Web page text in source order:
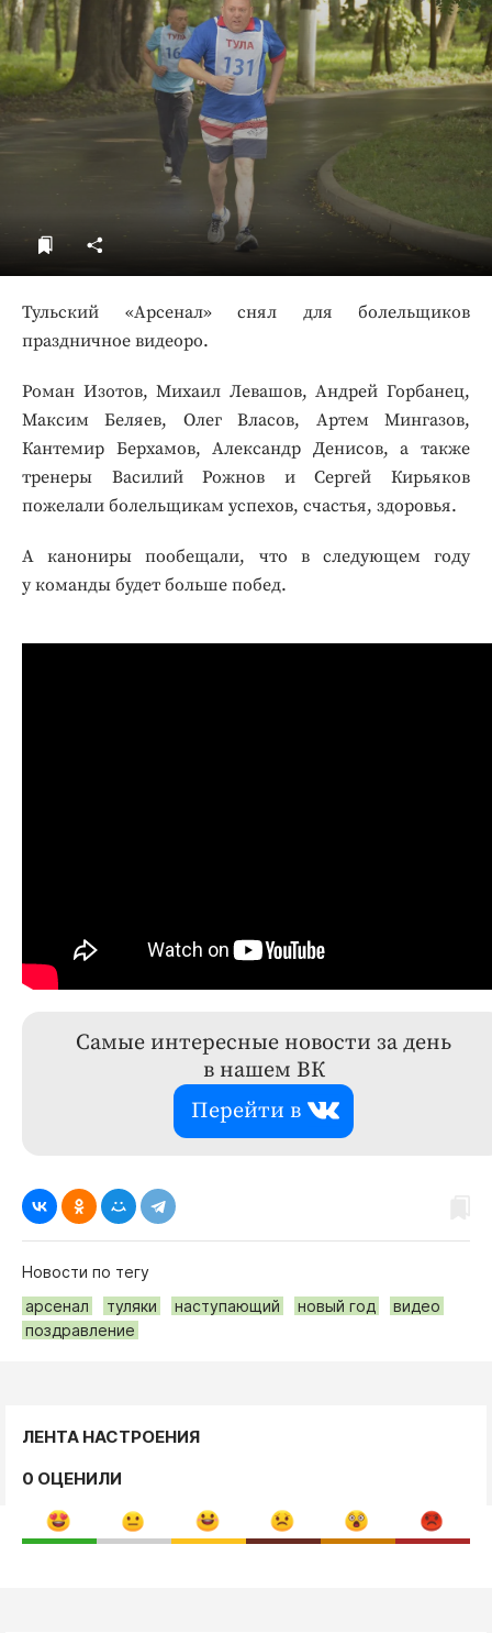
ДоброЦентр
Голодный шпион
Тульский «Арсенал» снял для болельщиков
праздничное видеоро.
Роман Изотов, Михаил Левашов, Андрей Горбанец,
Максим Беляев, Олег Власов, Артем Мингазов,
Кантемир Берхамов, Александр Денисов, а также
тренеры Василий Рожнов и Сергей Кирьяков
пожелали болельщикам успехов, счастья, здоровья.
А канониры пообещали, что в следующем году
у команды будет больше побед.
Самые интересные новости за день
в нашем ВК
Перейти в
Новости по тегу
арсенал
туляки наступающий новый год
видео
поздравление
ЛЕНТА НАСТРОЕНИЯ
0 ОЦЕНИЛИ